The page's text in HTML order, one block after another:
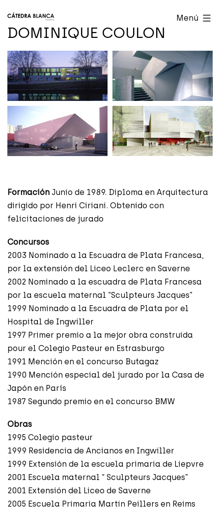
al
contenido
Cátedra
Blanca
Menú
DOMINIQUE COULON
Formación Junio de 1989. Diploma en Arquitectura
dirigido por Henri Ciriani. Obtenido con
felicitaciones de jurado
Concursos
2003 Nominado a la Escuadra de Plata Francesa,
por la extensión del Liceo Leclerc en Saverne
2002 Nominado a la escuadra de Plata Francesa
por la escuela maternal “Sculpteurs Jacques”
1999 Nominado a la Escuadra de Plata por el
Hospital de Ingwiller
1997 Primer premio a la mejor obra construida
pour el Colegio Pasteur en Estrasburgo
1991 Mención en el concurso Butagaz
1990 Mención especial del jurado por la Casa de
Japón en París
1987 Segundo premio en el concurso BMW
Obras
1995 Colegio pasteur
1999 Residencia de Ancianos en Ingwiller
1999 Extensión de la escuela primaria de Liepvre
2001 Escuela maternal “ Sculpteurs Jacques”
2001 Extensión del Liceo de Saverne
2005 Escuela Primaria Martin Peillers en Reims